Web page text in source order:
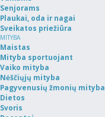
Senjorams
Plaukai, oda ir nagai
Sveikatos priežiūra
MITYBA
Maistas
Mityba sportuojant
Vaiko mityba
Nėščiųjų mityba
Pagyvenusių žmonių mityba
Dietos
Svoris